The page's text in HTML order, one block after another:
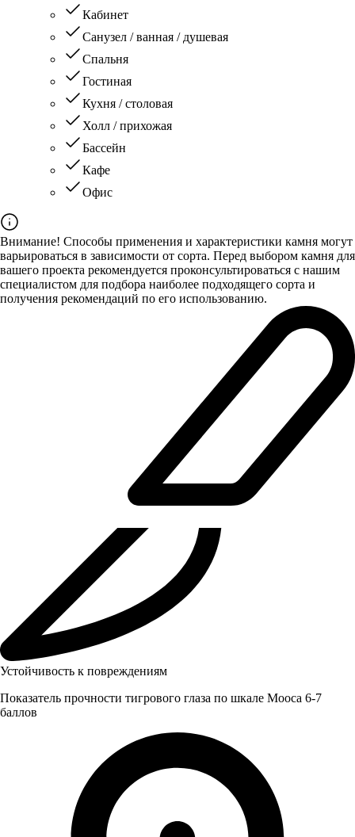
Кабинет
Санузел / ванная / душевая
Спальня
Гостиная
Кухня / столовая
Холл / прихожая
Бассейн
Кафе
Офис
Внимание! Способы применения и характеристики камня могут
варьироваться в зависимости от сорта. Перед выбором камня для
вашего проекта рекомендуется проконсультироваться с нашим
специалистом для подбора наиболее подходящего сорта и
получения рекомендаций по его использованию.
Устойчивость к повреждениям
Показатель прочности тигрового глаза по шкале Мооса 6-7
баллов